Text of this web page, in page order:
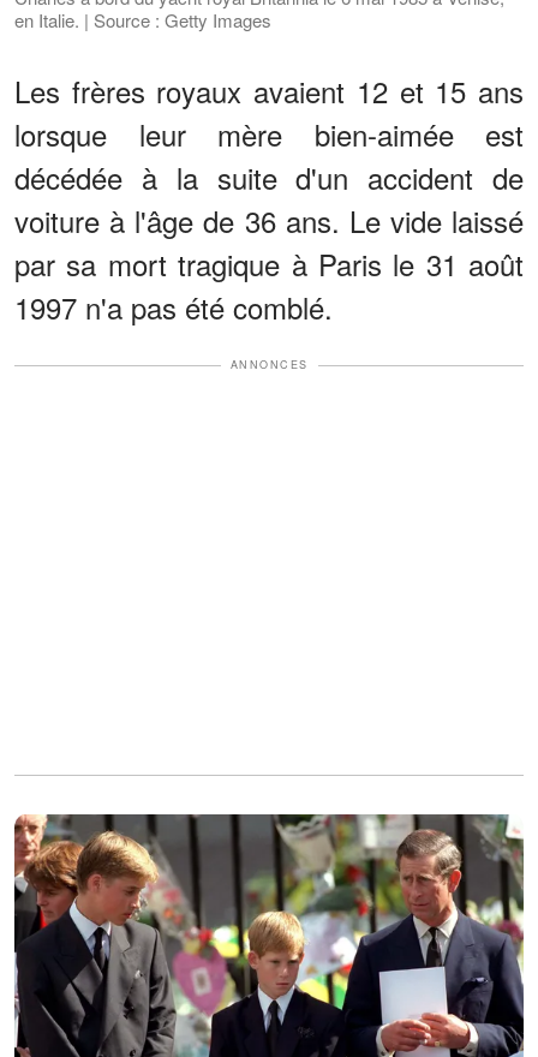
en Italie. | Source : Getty Images
Les frères royaux avaient 12 et 15 ans
lorsque leur mère bien-aimée est
décédée à la suite d'un accident de
voiture à l'âge de 36 ans. Le vide laissé
par sa mort tragique à Paris le 31 août
1997 n'a pas été comblé.
ANNONCES